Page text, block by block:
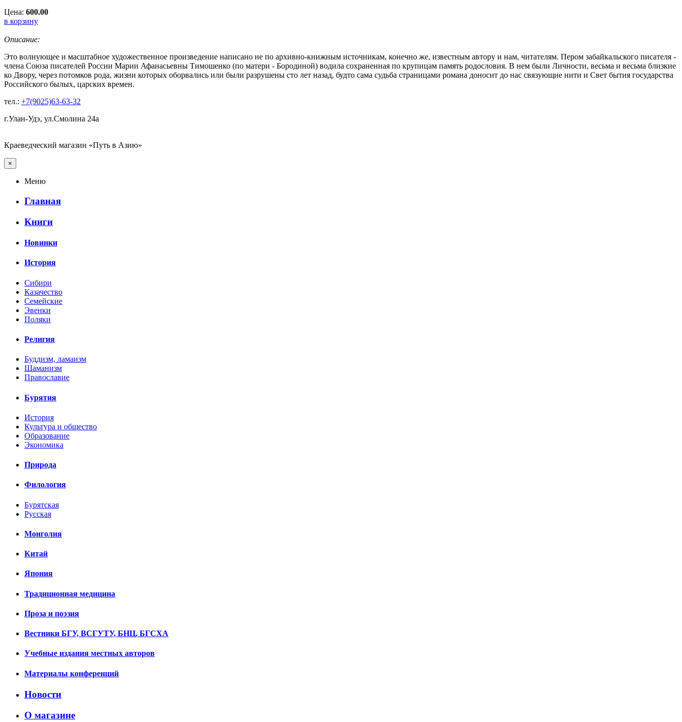
Цена: 600.00
в корзину
Описание:
Это волнующее и масштабное художественное произведение написано не по архивно-книжным источникам, конечно же, известным автору и нам, читателям. Пером забайкальского писателя -
члена Союза писателей России Марии Афанасьевны Тимошенко (по матери - Бородиной) водила сохраненная по крупицам память родословия. В нем были Личности, весьма и весьма близкие
ко Двору, через потомков рода, жизни которых оборвались или были разрушены сто лет назад, будто сама судьба страницами романа доносит до нас связующие нити и Свет бытия государства
Российского былых, царских времен.
тел.: +7(9025)63-63-32
г.Улан-Удэ, ул.Смолина 24а
Краеведческий магазин «Путь в Азию»
×
Меню
Главная
Книги
Новинки
История
Сибири
Казачество
Семейские
Эвенки
Поляки
Религия
Буддизм, ламаизм
Шаманизм
Православие
Бурятия
История
Культура и общество
Образование
Экономика
Природа
Филология
Бурятская
Русская
Монголия
Китай
Япония
Традиционная медицина
Проза и поэзия
Вестники БГУ, ВСГУТУ, БНЦ, БГСХА
Учебные издания местных авторов
Материалы конференций
Новости
О магазине